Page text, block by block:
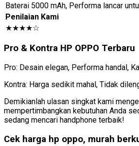
Baterai 5000 mAh, Performa lancar
Penilaian Kami
★★★★☆
Pro & Kontra HP OPPO Terbaru
Pro: Desain elegan, Performa handal,
Kontra: Harga sedikit mahal, Tidak
Demikianlah ulasan singkat kami
mempertimbangkan kebutuhan Anda
sedang mencari handphone terbaik!
Cek harga hp oppo, murah